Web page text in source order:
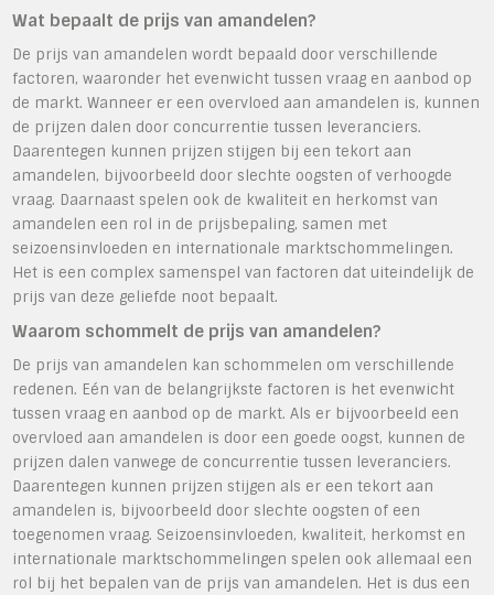
Wat bepaalt de prijs van amandelen?
De prijs van amandelen wordt bepaald door verschillende
factoren, waaronder het evenwicht tussen vraag en aanbod op
de markt. Wanneer er een overvloed aan amandelen is, kunnen
de prijzen dalen door concurrentie tussen leveranciers.
Daarentegen kunnen prijzen stijgen bij een tekort aan
amandelen, bijvoorbeeld door slechte oogsten of verhoogde
vraag. Daarnaast spelen ook de kwaliteit en herkomst van
amandelen een rol in de prijsbepaling, samen met
seizoensinvloeden en internationale marktschommelingen.
Het is een complex samenspel van factoren dat uiteindelijk de
prijs van deze geliefde noot bepaalt.
Waarom schommelt de prijs van amandelen?
De prijs van amandelen kan schommelen om verschillende
redenen. Eén van de belangrijkste factoren is het evenwicht
tussen vraag en aanbod op de markt. Als er bijvoorbeeld een
overvloed aan amandelen is door een goede oogst, kunnen de
prijzen dalen vanwege de concurrentie tussen leveranciers.
Daarentegen kunnen prijzen stijgen als er een tekort aan
amandelen is, bijvoorbeeld door slechte oogsten of een
toegenomen vraag. Seizoensinvloeden, kwaliteit, herkomst en
internationale marktschommelingen spelen ook allemaal een
rol bij het bepalen van de prijs van amandelen. Het is dus een